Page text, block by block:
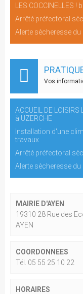
LES COCCINELLES !
Arrêté préfectoral
Alerte sècheresse du
Vos
ACCUEIL DE
à UZERCHE
Installation d'une
travaux
Arrêté préfectoral
Alerte sècheresse du
MAIRIE D'AYEN
19310 28 Rue des
AYEN
COORDONNEES
Tél. 05 55 25 10 22
HORAIRES